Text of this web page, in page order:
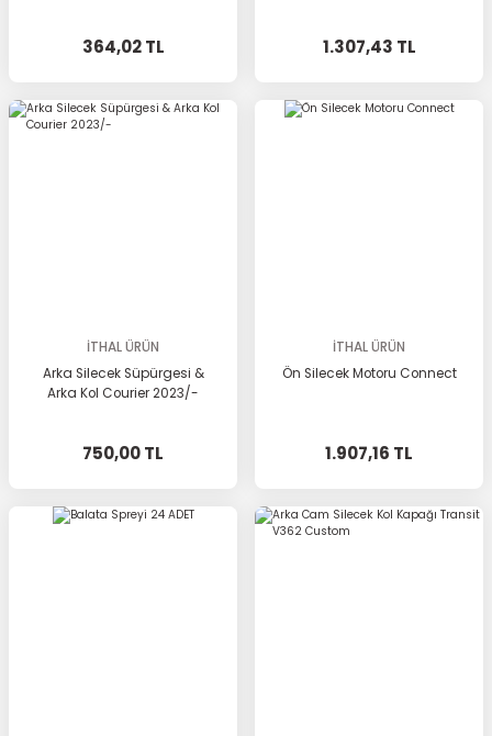
364,02 TL 1.307,43 TL
İTHAL ÜRÜN
Arka Silecek Süpürgesi &
Arka Kol Courier 2023/-
750,00 TL
İTHAL ÜRÜN
Ön Silecek Motoru Connect
1.907,16 TL